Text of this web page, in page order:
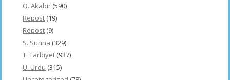
Q. Akabir (590)
Repost (19)
Repost (9)
S. Sunna (329)
T. Tarbiyet (937)
U. Urdu (315)